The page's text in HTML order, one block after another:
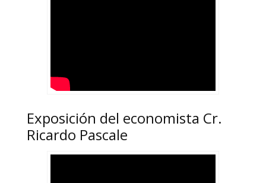
Exposición del economista Cr.
Ricardo Pascale